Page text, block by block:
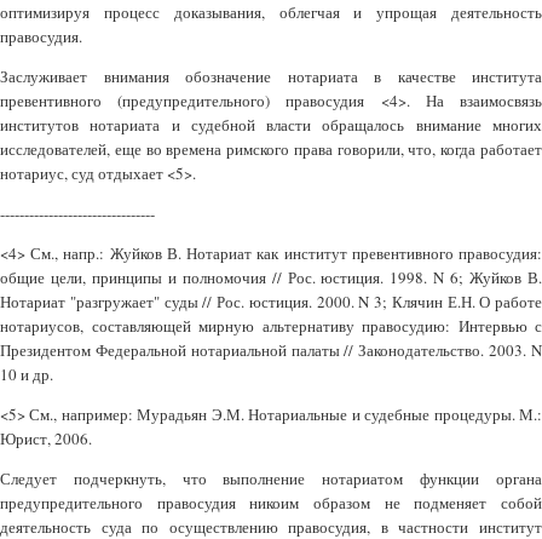
оптимизируя процесс доказывания, облегчая и упрощая деятельность
правосудия.
Заслуживает внимания обозначение нотариата в качестве института
превентивного (предупредительного) правосудия <4>. На взаимосвязь
институтов нотариата и судебной власти обращалось внимание многих
исследователей, еще во времена римского права говорили, что, когда работает
нотариус, суд отдыхает <5>.
--------------------------------
<4> См., напр.: Жуйков В. Нотариат как институт превентивного правосудия:
общие цели, принципы и полномочия // Рос. юстиция. 1998. N 6; Жуйков В.
Нотариат "разгружает" суды // Рос. юстиция. 2000. N 3; Клячин Е.Н. О работе
нотариусов, составляющей мирную альтернативу правосудию: Интервью с
Президентом Федеральной нотариальной палаты // Законодательство. 2003. N
10 и др.
<5> См., например: Мурадьян Э.М. Нотариальные и судебные процедуры. М.:
Юрист, 2006.
Следует подчеркнуть, что выполнение нотариатом функции органа
предупредительного правосудия никоим образом не подменяет собой
деятельность суда по осуществлению правосудия, в частности институт